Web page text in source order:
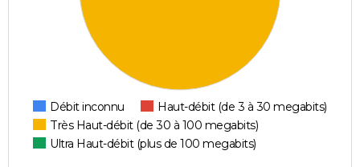
Débit inconnu
Haut-débit (de 3 à 30 megabits)
Très Haut-débit (de 30 à 100 megabits)
Ultra Haut-débit (plus de 100 megabits)